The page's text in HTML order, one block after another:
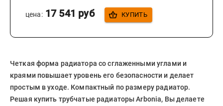
цена: 17 541 руб КУПИТЬ
Четкая форма радиатора со сглаженными углами и
краями повышает уровень его безопасности и делает
простым в уходе. Компактный по размеру радиатор.
Решая купить трубчатые радиаторы Arbonia, Вы делаете